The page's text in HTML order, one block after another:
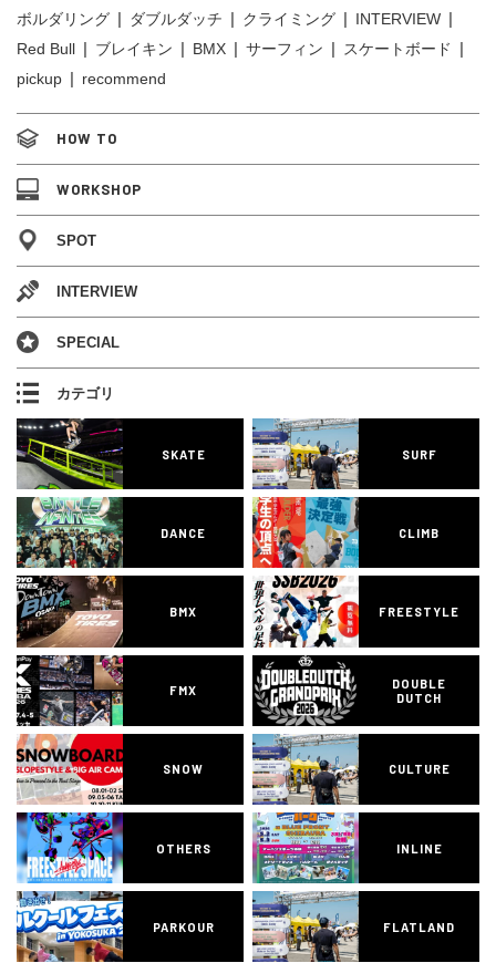
ボルダリング
ダブルダッチ クライミング
INTERVIEW
Red Bull
ブレイキン BMX サーフィン
スケートボード
pickup
recommend
HOW TO
WORKSHOP
SPOT
INTERVIEW
SPECIAL
カテゴリ
SKATE SURF
DANCE CLIMB
BMX FREESTYLE
FMX
DOUBLE
DUTCH
SNOW CULTURE
OTHERS INLINE
PARKOUR FLATLAND